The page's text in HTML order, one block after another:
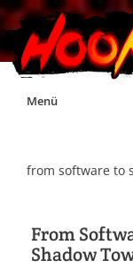
Skip
Menü
Impressum
from software to
From
Shadow